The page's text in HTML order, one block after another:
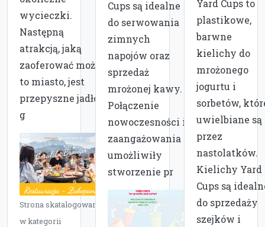
wycieczki.
Następną
atrakcją, jaką
zaoferować może
to miasto, jest
przepyszne jadło
g
Strona skatalogowana
w kategorii
Cups są idealne
do serwowania
zimnych
napojów oraz
sprzedaż
mrożonej kawy.
Połączenie
nowoczesności i
zaangażowania
umożliwiły
stworzenie pr
Yard Cups to
plastikowe,
barwne
kielichy do
mrożonego
jogurtu i
sorbetów,
uwielbiane są
przez
nastolatków.
Kielichy Yard
Cups są
do sprzedaży
szejków i